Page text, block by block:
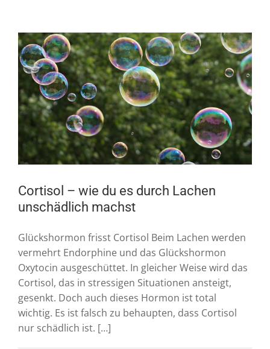
Cortisol – wie du es durch Lachen
unschädlich machst
Glückshormon frisst Cortisol Beim Lachen werden
vermehrt Endorphine und das Glückshormon
Oxytocin ausgeschüttet. In gleicher Weise wird das
Cortisol, das in stressigen Situationen ansteigt,
gesenkt. Doch auch dieses Hormon ist total
wichtig. Es ist falsch zu behaupten, dass Cortisol
nur schädlich ist. […]